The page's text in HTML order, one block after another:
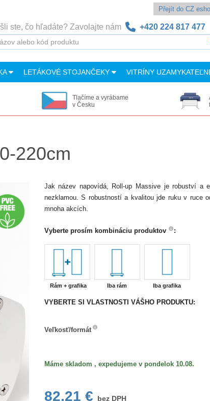
Přejít do CZ
ste, čo hľadáte? Zavolajte nám +420 224 817 477
LETÁKOVÉ STOJANČEKY VITRÍNY
Tlačíme a vyrábame
v Česku
220cm
Jak název napovídá, Roll-up Massive je robuství a
nezklamou. S robustností a kvalitou jde ruku v ruce
mnoha akcích.
Vyberte prosím kombináciu produktov :
Rám + grafika Iba rám Iba grafika
VYBERTE SI VLASTNOSTI VÁŠHO PRODUKTU:
Veľkosť/formát
Máme skladom , expedujeme v pondelok 10.08.
82,21 €
bez DPH